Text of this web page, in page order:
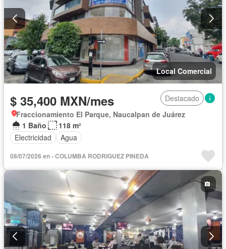
Local Comercial
$ 35,400 MXN/mes
Destacado
Fraccionamiento El Parque, Naucalpan de Juárez
1 Baño
118 m²
Electricidad
Agua
08/07/2026 en - COLUMBA RODRIGUEZ PINEDA